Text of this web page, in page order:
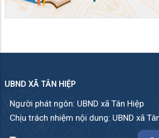
UBND XÃ TÂN HIỆP
Người phát ngôn: UBND xã Tân Hiệp
Chịu trách nhiệm nội dung: UBND xã